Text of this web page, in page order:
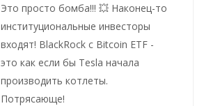
Это просто бомба!!! 💥 Наконец-то
институциональные инвесторы
входят! BlackRock с Bitcoin ETF -
это как если бы Tesla начала
производить котлеты.
Потрясающе!